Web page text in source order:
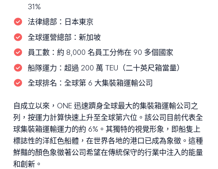
31%
法律總部： 日本東京
全球運營總部： 新加坡
員工數： 約 8,000 名員工分佈在 90 多個國家
船隊運力： 超過 200 萬 TEU（二十英尺箱當量）
全球排名： 全球第 6 大集裝箱運輸公司
自成立以來，ONE 迅速躋身全球最大的集裝箱運輸公司之
列，按運力計算快速上升至全球第六位。該公司目前代表全
球集裝箱運輸運力的約 6%。其獨特的視覺形象，即船隻上
標誌性的洋紅色船體，在世界各地的港口已成為象徵。這種
鮮豔的顏色象徵著公司希望在傳統保守的行業中注入的能量
和創新。